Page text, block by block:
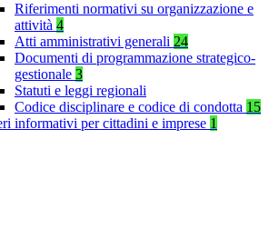
Riferimenti normativi su organizzazione e
attività 4
Atti amministrativi generali 24
Documenti di programmazione strategico-
gestionale 3
Statuti e leggi regionali
Codice disciplinare e codice di condotta 15
informativi per cittadini e imprese 1